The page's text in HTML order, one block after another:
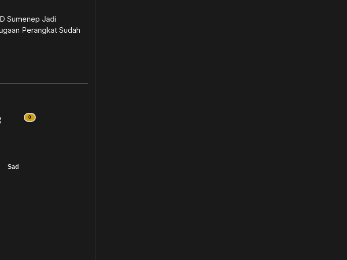
Sumenep Jadi
Perangkat Sudah
0
Sad